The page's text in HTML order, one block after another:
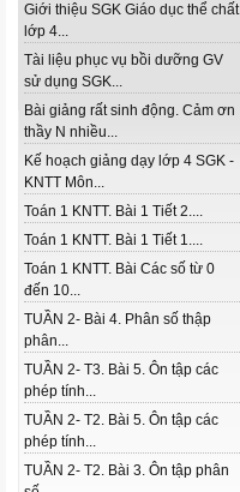
Giới thiệu SGK Giáo dục thể chất
lớp 4...
Tài liệu phục vụ bồi dưỡng GV
sử dụng SGK...
Bài giảng rất sinh động. Cảm ơn
thầy N nhiều...
Kế hoạch giảng dạy lớp 4 SGK -
KNTT Môn...
Toán 1 KNTT. Bài 1 Tiết 2....
Toán 1 KNTT. Bài 1 Tiết 1....
Toán 1 KNTT. Bài Các số từ 0
đến 10...
TUẦN 2- Bài 4. Phân số thập
phân...
TUẦN 2- T3. Bài 5. Ôn tập các
phép tính...
TUẦN 2- T2. Bài 5. Ôn tập các
phép tính...
TUẦN 2- T2. Bài 3. Ôn tập phân